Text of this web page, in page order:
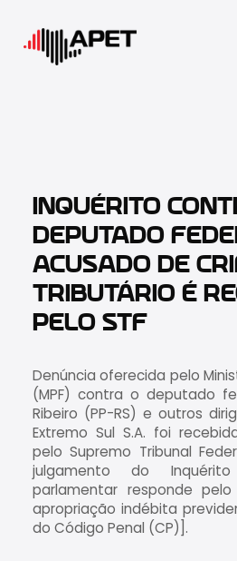
INQUÉRITO
DEPUTADO
ACUSADO DE
TRIBUTÁRIO É
PELO STF
Denúncia oferecida pelo
(MPF) contra o deputado
Ribeiro (PP-RS) e outros
Extremo Sul S.A. foi
pelo Supremo Tribunal
julgamento do
parlamentar responde
apropriação indébita
do Código Penal (CP)].